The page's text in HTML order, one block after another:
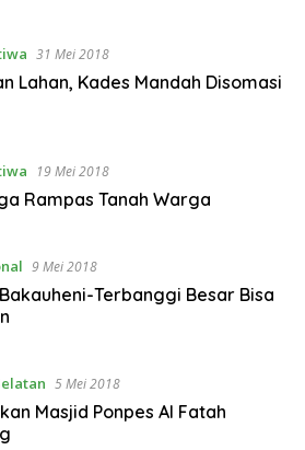
31 Mei 2018
Lahan, Kades Mandah Disomasi
19 Mei 2018
Rampas Tanah Warga
9 Mei 2018
Terbanggi Besar Bisa
5 Mei 2018
Masjid Ponpes Al Fatah